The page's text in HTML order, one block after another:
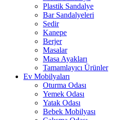
Plastik Sandalye
Bar Sandalyeleri
Sedir
Kanepe
Berjer
Masalar
Masa Ayakları
Tamamlayıcı Ürünler
Ev Mobilyaları
Oturma Odası
Yemek Odası
Yatak Odası
Bebek Mobilyası